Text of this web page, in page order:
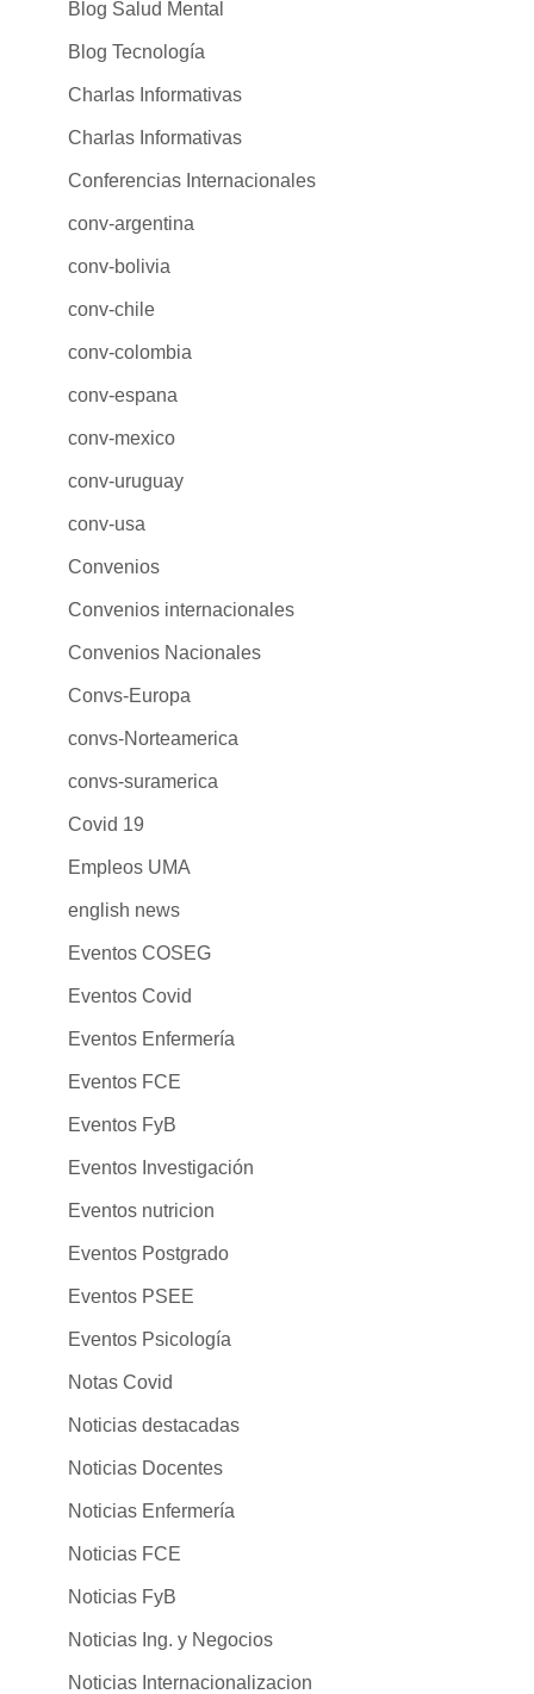
Blog Salud Mental
Blog Tecnología
Charlas Informativas
Charlas Informativas
Conferencias Internacionales
conv-argentina
conv-bolivia
conv-chile
conv-colombia
conv-espana
conv-mexico
conv-uruguay
conv-usa
Convenios
Convenios internacionales
Convenios Nacionales
Convs-Europa
convs-Norteamerica
convs-suramerica
Covid 19
Empleos UMA
english news
Eventos COSEG
Eventos Covid
Eventos Enfermería
Eventos FCE
Eventos FyB
Eventos Investigación
Eventos nutricion
Eventos Postgrado
Eventos PSEE
Eventos Psicología
Notas Covid
Noticias destacadas
Noticias Docentes
Noticias Enfermería
Noticias FCE
Noticias FyB
Noticias Ing. y Negocios
Noticias Internacionalizacion